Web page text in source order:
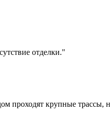
отделки."
проходят крупные трассы,